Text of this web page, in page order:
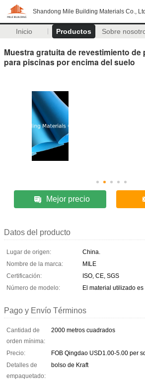
Shandong Mile Building Materials Co., Ltd
Inicio Productos Sobre
Muestra gratuita de revestimiento de
para piscinas por encima del suelo
Mejor precio
Datos del producto
Lugar de origen:
China.
Nombre de la marca:
MILE
Certificación:
ISO, CE, SGS
Número de modelo:
El material utilizado es
Pago y Envío Términos
Cantidad de
orden mínima:
2000 metros cuadrados
Precio:
FOB Qingdao USD1.00-5.00 per
Detalles de
empaquetado:
bolso de Kraft